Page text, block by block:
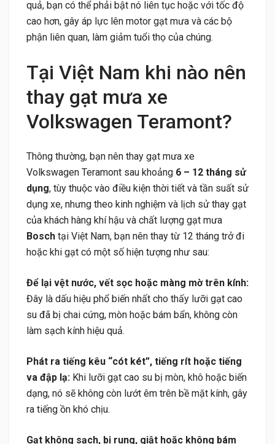
quả, bạn có thể phải bật nó liên tục hoặc với tốc độ
cao hơn, gây áp lực lên motor gạt mưa và các bộ
phận liên quan, làm giảm tuổi thọ của chúng.
Tại Việt Nam khi nào nên
thay gạt mưa xe
Volkswagen Teramont?
Thông thường, bạn nên thay gạt mưa xe
Volkswagen Teramont sau khoảng 6 – 12 tháng sử
dụng, tùy thuộc vào điều kiện thời tiết và tần suất sử
dụng xe, nhưng theo kinh nghiệm và lịch sử thay gạt
của khách hàng khí hậu và chất lượng gạt mưa
Bosch tại Việt Nam, bạn nên thay từ 12 tháng trở đi
hoặc khi gạt có một số hiện tượng như sau:
Để lại vệt nước, vết sọc hoặc màng mờ trên kính:
Đây là dấu hiệu phổ biến nhất cho thấy lưỡi gạt cao
su đã bị chai cứng, mòn hoặc bám bẩn, không còn
làm sạch kính hiệu quả.
Phát ra tiếng kêu “cót két”, tiếng rít hoặc tiếng
va đập lạ: Khi lưỡi gạt cao su bị mòn, khô hoặc biến
dạng, nó sẽ không còn lướt êm trên bề mặt kính, gây
ra tiếng ồn khó chịu.
Gạt không sạch, bị rung, giật hoặc không bám